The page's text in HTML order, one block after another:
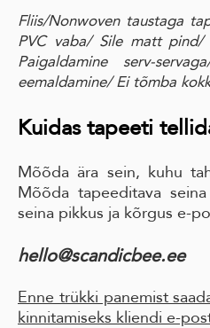
Fliis/Nonwoven taustaga
PVC vaba/ Sile matt pind/
Paigaldamine serv-servaga
eemaldamine/ Ei tõmba
Kuidas tapeeti
Mõõda ära sein, kuhu
Mõõda tapeeditava
seina pikkus ja kõrgus e-
hello@scandicbee.ee
Enne trükki panemist
kinnitamiseks kliendi e-